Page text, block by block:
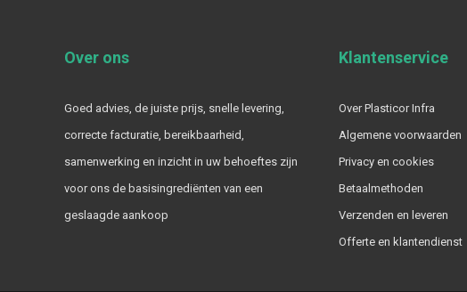
Over ons
Goed advies, de juiste prijs, snelle levering,
correcte facturatie, bereikbaarheid,
samenwerking en inzicht in uw behoeftes zijn
voor ons de basisingrediënten van een
geslaagde aankoop
Klantenservice
Over Plasticor Infra
Algemene voorwaarden
Privacy en cookies
Betaalmethoden
Verzenden en leveren
Offerte en klantendienst